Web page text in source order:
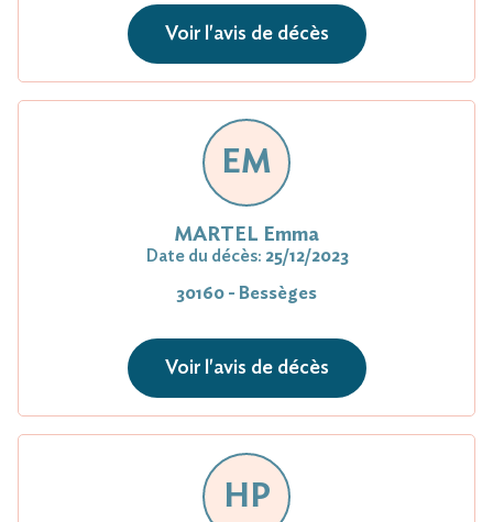
Voir l'avis de décès
EM
MARTEL Emma
Date du décès: 25/12/2023
30160 - Bessèges
Voir l'avis de décès
HP